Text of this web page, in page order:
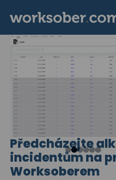
Předcházejte
incidentům na
Worksoberem